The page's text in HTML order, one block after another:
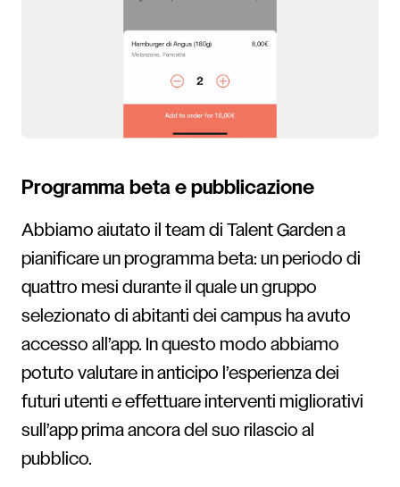
Programma beta e pubblicazione
Abbiamo aiutato il team di Talent Garden a
pianificare un programma beta: un periodo di
quattro mesi durante il quale un gruppo
selezionato di abitanti dei campus ha avuto
accesso all’app. In questo modo abbiamo
potuto valutare in anticipo l’esperienza dei
futuri utenti e effettuare interventi migliorativi
sull’app prima ancora del suo rilascio al
pubblico.